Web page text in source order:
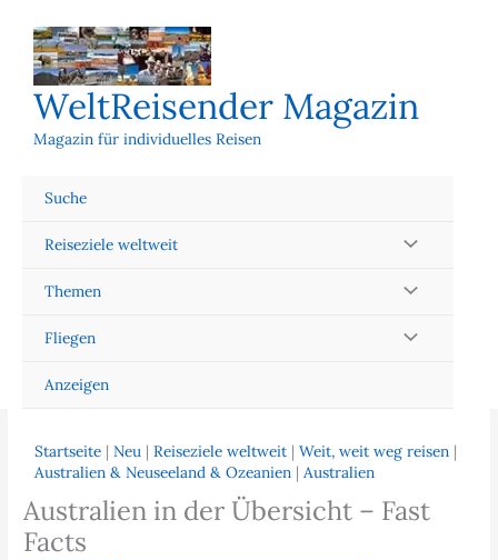
Inhalt
springen
WeltReisender Magazin
Magazin für individuelles Reisen
Suche
Reiseziele weltweit
Themen
Fliegen
Anzeigen
Startseite |Neu |Reiseziele weltweit |Weit, weit weg reisen |
Australien & Neuseeland & Ozeanien |Australien
Australien in der Übersicht – Fast
Facts